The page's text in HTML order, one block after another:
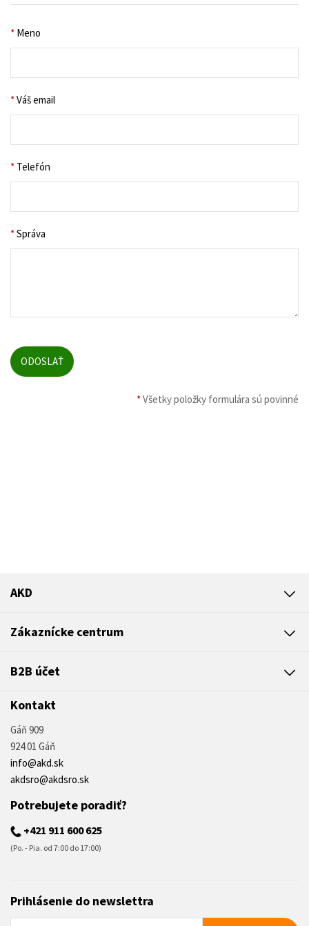
* Meno
*Váš email
* Telefón
*Správa
*Všetky položky formulára sú povinné
AKD
Zákaznícke centrum
B2B účet
Kontakt
Gáň 909
924 01 Gáň
info@akd.sk
akdsro@akdsro.sk
Potrebujete poradiť?
+421 911 600 625
(Po. - Pia. od 7:00 do 17:00)
Prihlásenie do newslettra